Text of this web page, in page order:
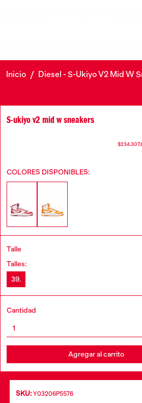
Inicio / Diesel - S-Ukiyo V2 Mid W
S-ukiyo v2 mid w sneakers
COLORES DISPONIBLES:
Talle
Talles:
39.
Cantidad
Agregar al carrito
SKU: Y03206P5576